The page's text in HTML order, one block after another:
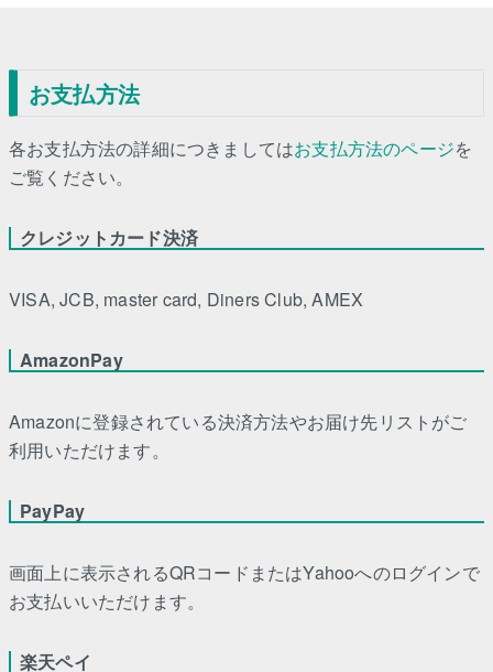
お支払方法
各お支払方法の詳細につきましてはお支払方法のページを
ご覧ください。
クレジットカード決済
VISA, JCB, master card, Diners Club, AMEX
AmazonPay
Amazonに登録されている決済方法やお届け先リストがご
利用いただけます。
PayPay
画面上に表示されるQRコードまたはYahooへのログインで
お支払いいただけます。
楽天ペイ